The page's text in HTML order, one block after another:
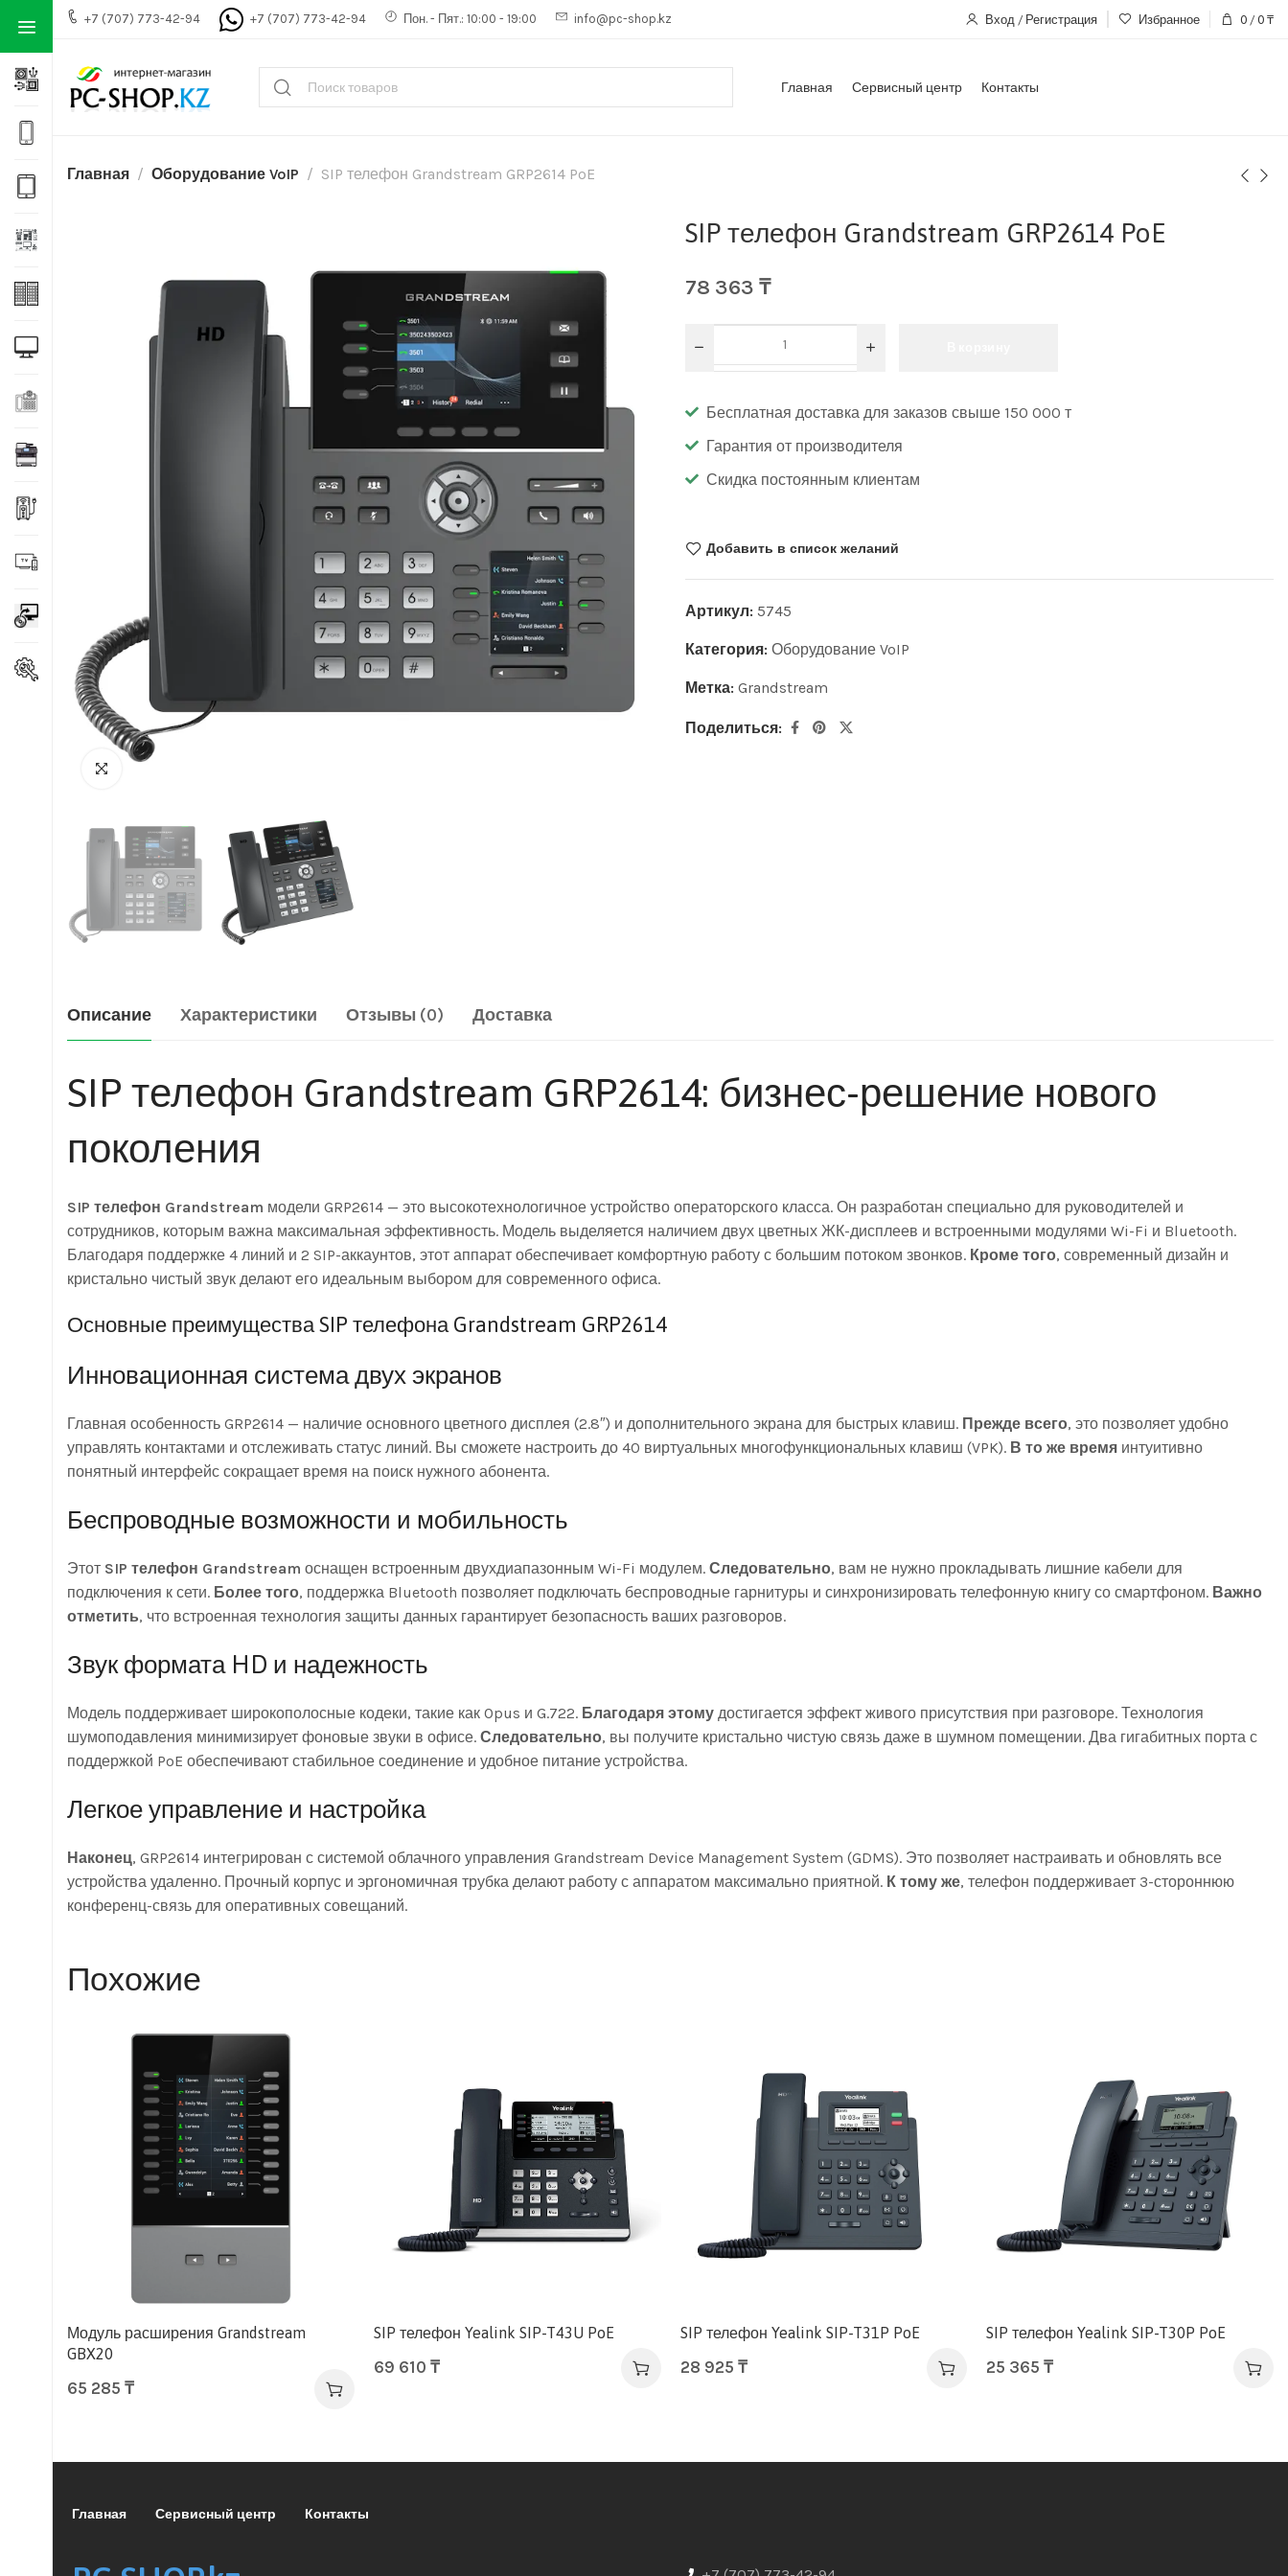
+7 (707) 773-42-94 +7 (707) 773-42-94 Пон. - Пят.: 10:00 - 19:00 info@pc-shop.kz Вход / Регистрация Избранное 0 / 0 ₸
Главная Сервисный центр Контакты
Главная Оборудование VoIP SIP телефон Grandstream GRP2614 PoE
SIP телефон Grandstream GRP2614 PoE
78 363 ₸
Бесплатная доставка для заказов свыше 150 000 т
Гарантия от производителя
Скидка постоянным клиентам
Добавить в список желаний
Артикул: 5745
Категория: Оборудование VoIP
Метка: Grandstream
Поделиться:
Описание Характеристики Отзывы (0) Доставка
SIP телефон Grandstream GRP2614: бизнес-решение нового
поколения
SIP телефон Grandstream модели GRP2614 — это высокотехнологичное устройство операторского класса. Он разработан специально для руководителей и
сотрудников, которым важна максимальная эффективность. Модель выделяется наличием двух цветных ЖК-дисплеев и встроенными модулями Wi-Fi и Bluetooth.
Благодаря поддержке 4 линий и 2 SIP-аккаунтов, этот аппарат обеспечивает комфортную работу с большим потоком звонков. Кроме того, современный дизайн и
кристально чистый звук делают его идеальным выбором для современного офиса.
Основные преимущества SIP телефона Grandstream GRP2614
Инновационная система двух экранов
Главная особенность GRP2614 — наличие основного цветного дисплея (2.8″) и дополнительного экрана для быстрых клавиш. Прежде всего, это позволяет удобно
управлять контактами и отслеживать статус линий. Вы сможете настроить до 40 виртуальных многофункциональных клавиш (VPK). В то же время интуитивно
понятный интерфейс сокращает время на поиск нужного абонента.
Беспроводные возможности и мобильность
Этот SIP телефон Grandstream оснащен встроенным двухдиапазонным Wi-Fi модулем. Следовательно, вам не нужно прокладывать лишние кабели для
подключения к сети. Более того, поддержка Bluetooth позволяет подключать беспроводные гарнитуры и синхронизировать телефонную книгу со смартфоном. Важно
отметить, что встроенная технология защиты данных гарантирует безопасность ваших разговоров.
Звук формата HD и надежность
Модель поддерживает широкополосные кодеки, такие как Opus и G.722. Благодаря этому достигается эффект живого присутствия при разговоре. Технология
шумоподавления минимизирует фоновые звуки в офисе. Следовательно, вы получите кристально чистую связь даже в шумном помещении. Два гигабитных порта с
поддержкой PoE обеспечивают стабильное соединение и удобное питание устройства.
Легкое управление и настройка
Наконец, GRP2614 интегрирован с системой облачного управления Grandstream Device Management System (GDMS). Это позволяет настраивать и обновлять все
устройства удаленно. Прочный корпус и эргономичная трубка делают работу с аппаратом максимально приятной. К тому же, телефон поддерживает 3-стороннюю
конференц-связь для оперативных совещаний.
Похожие
Модуль расширения Grandstream
GBX20
65 285 ₸
SIP телефон Yealink SIP-T43U PoE
69 610 ₸
SIP телефон Yealink SIP-T31P PoE
28 925 ₸
SIP телефон Yealink SIP-T30P PoE
25 365₸
Главная Сервисный центр Контакты